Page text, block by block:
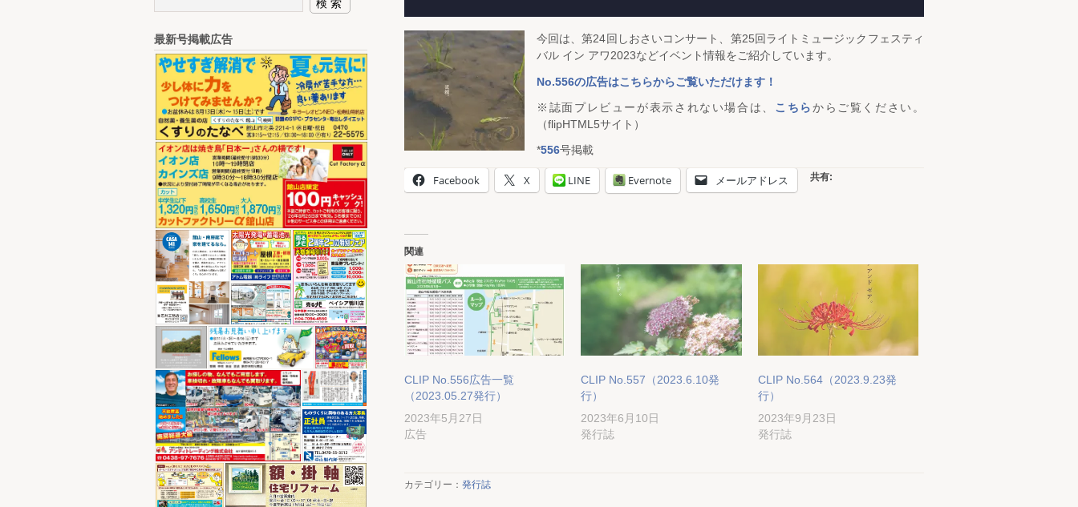
今回は、第24回しおさいコンサート、第25回ライトミュージックフェスティ
バル イン アワ2023などイベント情報をご紹介しています。
No.556の広告はこちらからご覧いただけます！
※誌面プレビューが表示されない場合は、 こちらからご覧ください。
（flipHTML5サイト）
*556号掲載
共有:
Facebook X LINE Evernote メールアドレス
関連
CLIP No.556広告一覧
（2023.05.27発行）
2023年5月27日
広告
CLIP No.557（2023.6.10発
行）
2023年6月10日
発行誌
CLIP No.564（2023.9.23発
行）
2023年9月23日
発行誌
カテゴリー： 発行誌
最新号掲載広告